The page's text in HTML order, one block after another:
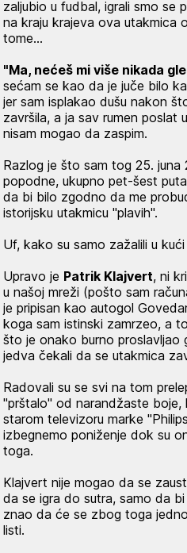
zaljubio u fudbal, igrali smo se
na kraju krajeva ova utakmica
tome…
"Ma, nećeš mi više nikada
sećam se kao da je juče bilo
jer sam isplakao dušu nakon
završila, a ja sav rumen poslat
nisam mogao da zaspim.
Razlog je što sam tog 25.
popodne, ukupno pet-šest
da bi bilo zgodno da me
istorijsku utakmicu "plavih".
Uf, kako su samo zažalili u
Upravo je Patrik Klajvert, ni
u našoj mreži (pošto sam
je pripisan kao autogol
koga sam istinski zamrzeo, a
što je onako burno proslavljao
jedva čekali da se utakmica
Radovali su se svi na tom
"prštalo" od narandžaste
starom televizoru marke
izbegnemo poniženje dok su
toga.
Klajvert nije mogao da se
da se igra do sutra, samo da
znao da će se zbog toga
listi.